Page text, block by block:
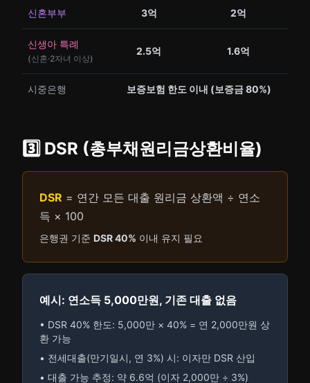
신혼부부 3억 2억
신생아 특례
(신혼·2자녀 이상)
2.5억 1.6억
시중은행 보증보험 한도 이내 (보증금 80%)
3️⃣ DSR (총부채원리금상환비율)
DSR = 연간 모든 대출 원리금 상환액 ÷ 연소
득 × 100
은행권 기준 DSR 40% 이내 유지 필요
예시: 연소득 5,000만원, 기존 대출 없음
• DSR 40% 한도: 5,000만 × 40% = 연 2,000만원 상
환 가능
• 전세대출(만기일시, 연 3%) 시: 이자만 DSR 산입
• 대출 가능 추정: 약 6.6억 (이자 2,000만 ÷ 3%)